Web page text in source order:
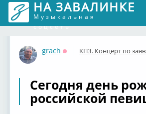
НА ЗАВАЛИНКЕ
Музыкальная
соцсеть
grach
Оффлайн
КПЗ. Концерт по
Сегодня день
российской